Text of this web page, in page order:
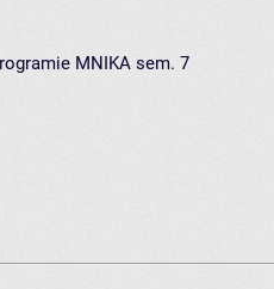
MNIKA sem. 7